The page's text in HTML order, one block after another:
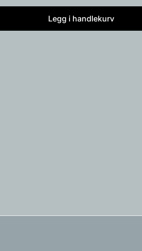
4006 gulvlampe
4006 gulvlampe
Legg i handlekurv